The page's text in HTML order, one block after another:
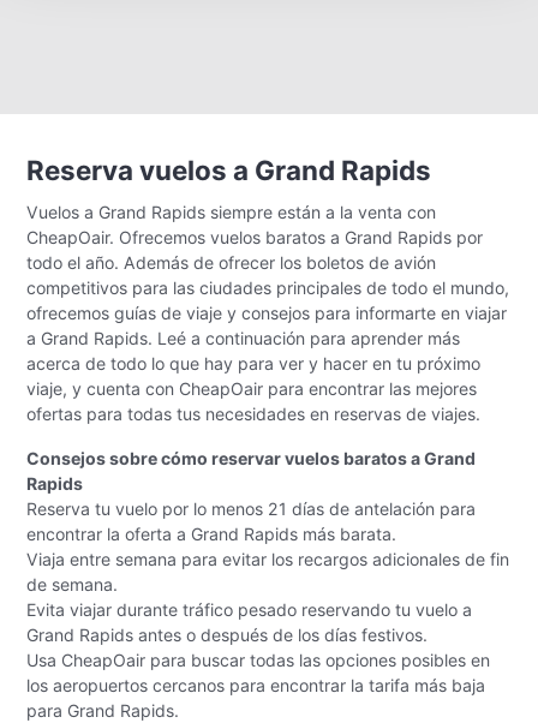
Reserva vuelos a Grand Rapids
Vuelos a Grand Rapids siempre están a la venta con
CheapOair. Ofrecemos vuelos baratos a Grand Rapids por
todo el año. Además de ofrecer los boletos de avión
competitivos para las ciudades principales de todo el mundo,
ofrecemos guías de viaje y consejos para informarte en viajar
a Grand Rapids. Leé a continuación para aprender más
acerca de todo lo que hay para ver y hacer en tu próximo
viaje, y cuenta con CheapOair para encontrar las mejores
ofertas para todas tus necesidades en reservas de viajes.
Consejos sobre cómo reservar vuelos baratos a Grand
Rapids
Reserva tu vuelo por lo menos 21 días de antelación para
encontrar la oferta a Grand Rapids más barata.
Viaja entre semana para evitar los recargos adicionales de fin
de semana.
Evita viajar durante tráfico pesado reservando tu vuelo a
Grand Rapids antes o después de los días festivos.
Usa CheapOair para buscar todas las opciones posibles en
los aeropuertos cercanos para encontrar la tarifa más baja
para Grand Rapids.